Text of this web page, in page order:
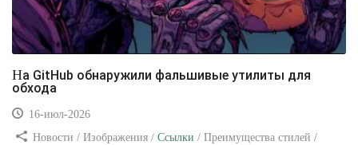
На GitHub обнаружили фальшивые утилиты для
обхода
16-июл-2026
Новости / Изображения / Ссылки / Преимущества стилей /